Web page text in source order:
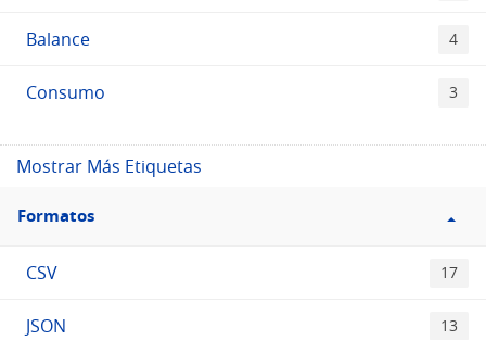
Balance 4
Consumo 3
Mostrar Más Etiquetas
Filtro
Formatos
Formatos
CSV 17
JSON 13